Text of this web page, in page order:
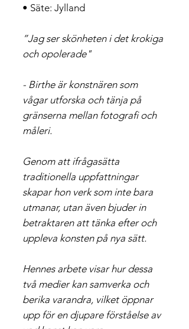
• Säte: Jylland
”Jag ser skönheten i det krokiga
och opolerade"
- Birthe är konstnären som
vågar utforska och tänja på
gränserna mellan fotografi och
måleri.
Genom att ifrågasätta
traditionella uppfattningar
skapar hon verk som inte bara
utmanar, utan även bjuder in
betraktaren att tänka efter och
uppleva konsten på nya sätt.
Hennes arbete visar hur dessa
två medier kan samverka och
berika varandra, vilket öppnar
upp för en djupare förståelse av